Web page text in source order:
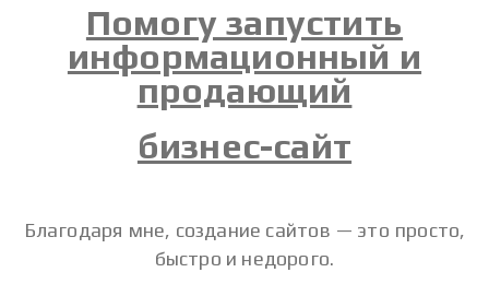
Помогу запустить
информационный и
продающий
бизнес-сайт
Благодаря мне, создание сайтов — это просто,
быстро и недорого.